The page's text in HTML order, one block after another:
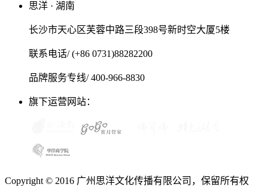
思洋 · 湖南
长沙市天心区芙蓉中路三段398号新时空大厦5楼
联系电话/ (+86 0731)88282200
品牌服务专线/ 400-966-8830
旗下运营网站：
Copyright © 2016 广州思洋文化传播有限公司，保留所有权